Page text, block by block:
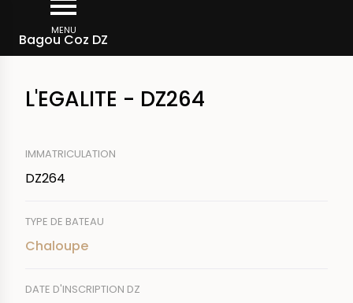
contenu
MENU
Bagou Coz DZ
d'Ariane
Rechercher un bateau
L'EGALITE - DZ264
IMMATRICULATION
DZ264
TYPE DE BATEAU
Chaloupe
DATE D'INSCRIPTION DZ